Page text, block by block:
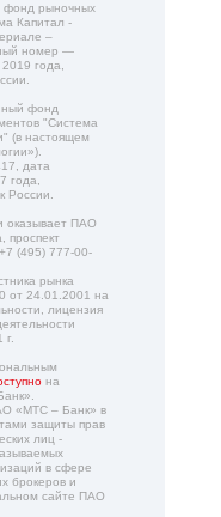
фонд рыночных
Капитал -
–
номер —
года,
фонд
"Система
(в настоящем
дата
года,
России.
оказывает ПАО
проспект
(495) 777-00-
рынка
от 24.01.2001 на
лицензия
на
«МТС – Банк» в
защиты прав
лиц -
в сфере
брокеров и
сайте ПАО